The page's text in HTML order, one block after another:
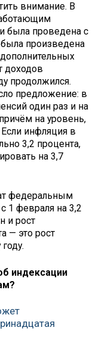
внимание. В
была проведена с
была произведена
доходов
продолжился.
предложение: в
один раз и на
на уровень,
инфляция в
3,2 процента,
на 3,7
федеральным
1 февраля на 3,2
и рост
— это рост
индексации